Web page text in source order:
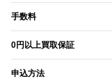
手数料
0円以上買取保証
申込方法